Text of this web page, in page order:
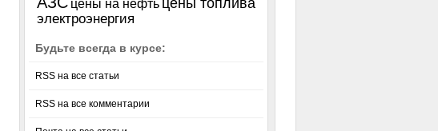
цены на нефть
электроэнергия
Будьте всегда в курсе:
RSS на все статьи
RSS на все комментарии